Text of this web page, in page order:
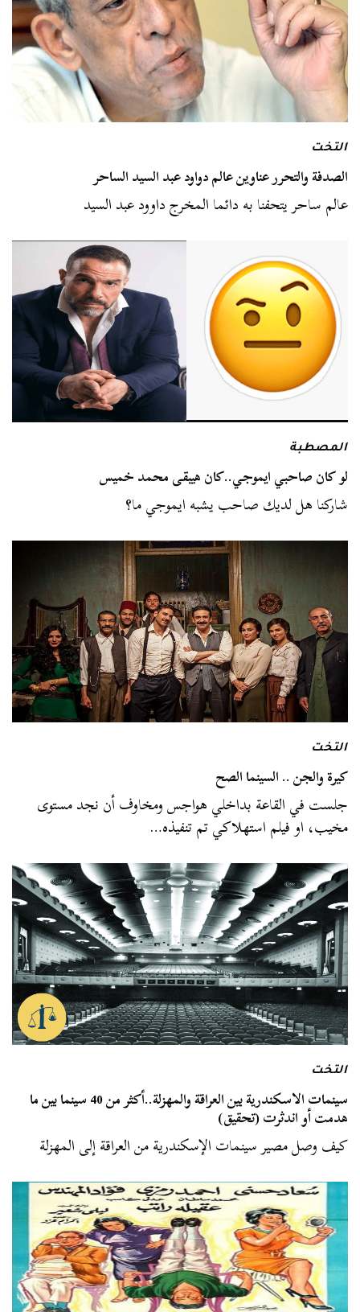
التخت
الصدفة والتحرر عناوين عالم دواود عبد السيد الساحر
عالم ساحر يتحفنا به دائما المخرج داوود عبد السيد
المصطبة
لو كان صاحبي ايموجي..كان هيبقى محمد خميس
شاركنا هل لديك صاحب يشبه ايموجي ما؟
التخت
كيرة والجن .. السينما الصح
جلست في القاعة بداخلي هواجس ومخاوف أن نجد مستوى
مخيب، او فيلم استهلاكي تم تنفيذه…
التخت
سينمات الاسكندرية بين العراقة والمهزلة..أكثر من 40 سينما بين ما
هدمت أو اندثرت (تحقيق)
كيف وصل مصير سينمات الإسكندرية من العراقة إلى المهزلة